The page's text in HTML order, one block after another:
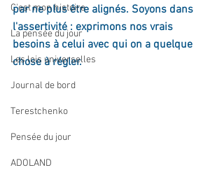
C'est mon histoire
La pensée du jour
Les lois universelles
Journal de bord
Terestchenko
Pensée du jour
ADOLAND
par ne plus être alignés. Soyons dans
l'assertivité : exprimons nos vrais
besoins à celui avec qui on a quelque
chose à régler.